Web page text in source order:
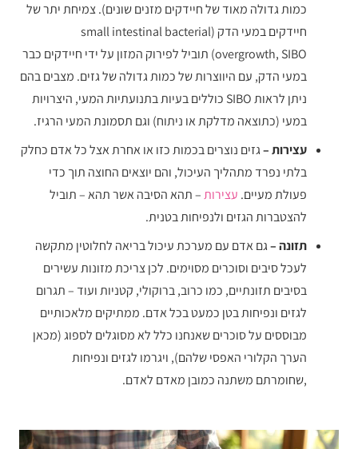
כמות גדולה מאוד של חיידקים מזנים שונים). צמיחת יתר של
חיידקים במעי הדק (small intestinal bacterial
overgrowth, SIBO) תוביל לפירוק המזון על ידי חיידקים כבר
במעי הדק, עם היווצרות של כמות גדולה של גזים. מצבים בהם
ניתן לראות SIBO כוללים בעיות בתנועתיות המעי, היצרויות
במעי (כתוצאה מדלקת או ניתוח) וגם תסמונת המעי הרגיז.
עצירות –גזים נוצרים בכמות כזו או אחרת אצל כל אדם כחלק
בלתי נפרד מתהליך העיכול, והם יוצאים החוצה תוך כדי
פעולת מעיים. עצירות– תהא הסיבה אשר תהא – תוביל
להצטברות הגזים ולנפיחות בטנית.
תזונה –גם אדם עם מערכת עיכול בריאה לחלוטין מתקשה
לעכל סיבים וסוכרים מסוימים. לכן צריכת מזונות עשירים
בסיבים תזונתיים, כמו כרוב, ברוקולי, קטניות ועוד – תגרום
לגזים ונפיחות בטן כמעט בכל אדם. ממתיקים מלאכותיים
מבוססים על סוכרים שאנחנו כלל לא מסוגלים לספוג (מכאן
הערך הקלורי האפסי שלהם), ויגרמו לגזים ונפיחות
,שחומרתם משתנה כמובן מאדם לאדם.